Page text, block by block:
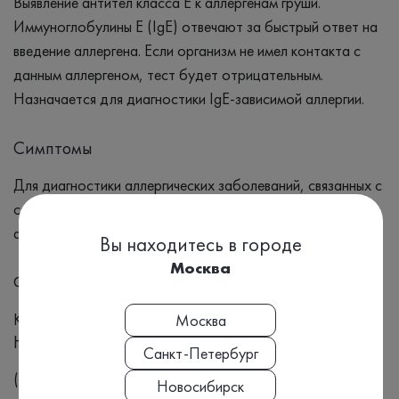
Иммуноглобулины Е (IgE) отвечают за быстрый ответ на
введение аллергена. Если организм не имел контакта с
данным аллергеном, тест будет отрицательным.
Назначается для диагностики IgE-зависимой аллергии.
Симптомы
Для диагностики аллергических заболеваний, связанных с
сенсибилизацией к груше; для скрининга при пищевой
аллергии к фруктам и ягодам.
Формат выдачи результата
Количественный
Номенклатура МЗ РФ, Приказ №804н:
(A09.05.118)
Вы находитесь в городе
Москва
Москва
Санкт-Петербург
Новосибирск